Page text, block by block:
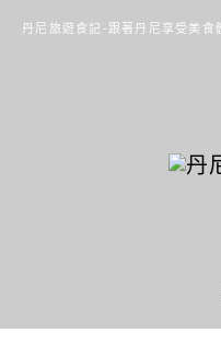
丹尼旅遊食記-跟著丹尼享受美食